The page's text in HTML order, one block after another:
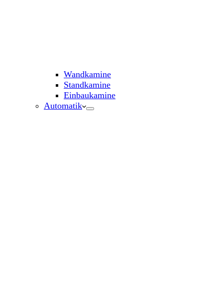
Wandkamine
Standkamine
Einbaukamine
Automatik